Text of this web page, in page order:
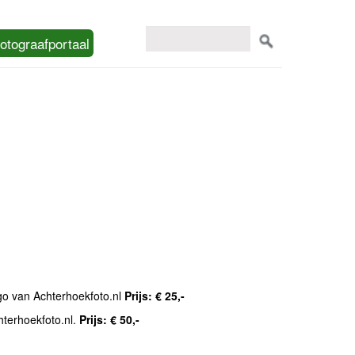
van Achterhoekfoto.nl Prijs: € 25,-
Prijs: € 50,-